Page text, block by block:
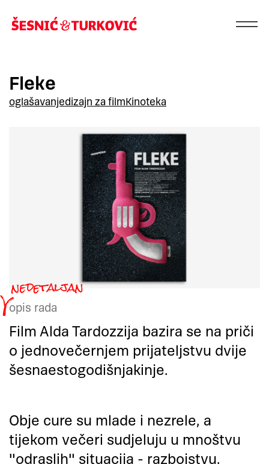
Fleke
oglašavanjedizajn za filmKinoteka
opis rada
Film Alda Tardozzija bazira se na priči
o jednovečernjem prijateljstvu dvije
šesnaestogodišnjakinje.
Obje cure su mlade i nezrele, a
tijekom večeri sudjeluju u mnoštvu
"odraslih" situacija - razbojstvu,